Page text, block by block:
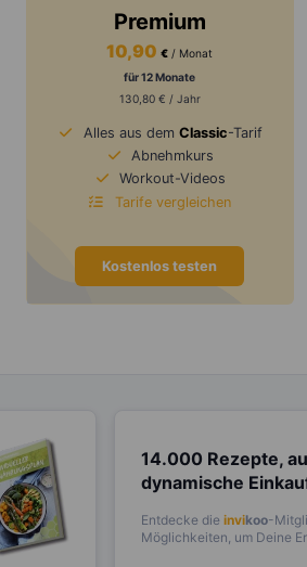
Premium
10,90€ / Monat
für 12 Monate
130,80 € / Jahr
Alles aus dem Classic-Tarif
Abnehmkurs
Workout-Videos
Tarife vergleichen
Kostenlos testen
14.000 Rezepte,
dynamische
Entdecke die invikoo-
Möglichkeiten, um Deine